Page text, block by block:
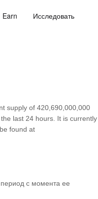
Earn Исследовать
supply of 420,690,000,000
last 24 hours. It is currently
found at
с момента ее